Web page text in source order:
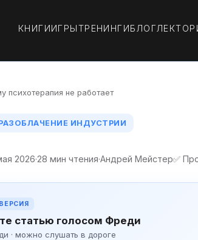
КНИГИИГРЫТРЕНИНГИБЛОГ
психотерапия не работает
ИНДУСТРИИ
2026·28 мин чтения·Андрей Мейстер✅
статью голосом Фреди
· можно слушать в дороге